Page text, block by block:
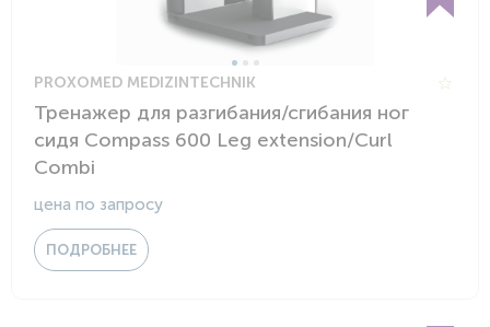
PROXOMED MEDIZINTECHNIK
Тренажер для разгибания/сгибания ног
сидя Compass 600 Leg extension/Curl
Combi
цена по запросу
ПОДРОБНЕЕ